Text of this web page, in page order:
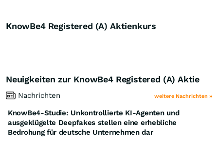
KnowBe4 Registered (A) Aktienkurs
Neuigkeiten zur KnowBe4 Registered (A) Aktie
Nachrichten weitere Nachrichten »
KnowBe4-Studie: Unkontrollierte KI-Agenten und
ausgeklügelte Deepfakes stellen eine erhebliche
Bedrohung für deutsche Unternehmen dar